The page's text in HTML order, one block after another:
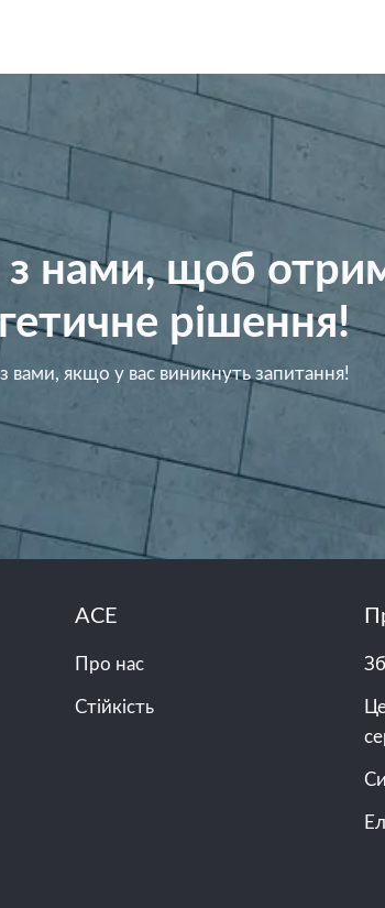
з нами, щоб
рішення!
вами, якщо у вас виникнуть запитання!
ACE
Про нас
Стійкість